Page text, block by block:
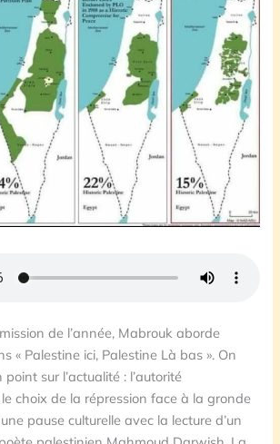
de l’année, Mabrouk aborde
« Palestine ici, Palestine Là bas ». On
sur l’actualité : l’autorité
choix de la répression face à la gronde
pause culturelle avec la lecture d’un